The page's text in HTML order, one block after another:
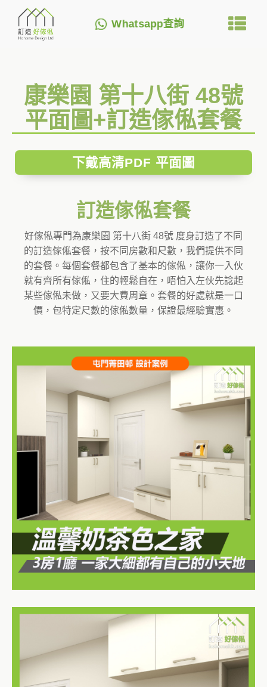
Whatsapp查詢
康樂園 第十八街 48號
平面圖+訂造傢俬套餐
下戴高清PDF 平面圖
訂造傢俬套餐
好傢俬專門為康樂園 第十八街 48號 度身訂造了不同
的訂造傢俬套餐，按不同房數和尺數，我們提供不同
的套餐。每個套餐都包含了基本的傢俬，讓你一入伙
就有齊所有傢俬，住的輕鬆自在，唔怕入左伙先諗起
某些傢俬未做，又要大費周章。套餐的好處就是一口
價，包特定尺數的傢俬數量，保證最經驗實惠。